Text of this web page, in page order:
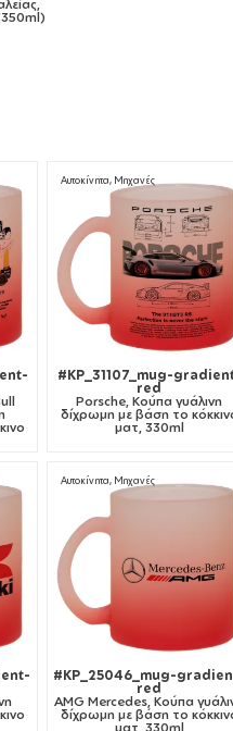
Αυτοκίνητα, Μηχανές
#KP_31107_mug-
red
Porsche, Κούπα γυάλινη
δίχρωμη με βάση το
ματ, 330ml
Αυτοκίνητα, Μηχανές
#KP_25046_mug-
red
AMG Mercedes, Κούπα
δίχρωμη με βάση το
ματ, 330ml